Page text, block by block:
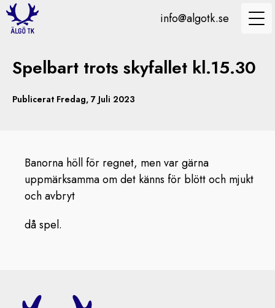
info@algotk.se
Spelbart trots skyfallet kl.15.30
Publicerat Fredag, 7 Juli 2023
Banorna höll för regnet, men var gärna
uppmärksamma om det känns för blött och mjukt
och avbryt
då spel.